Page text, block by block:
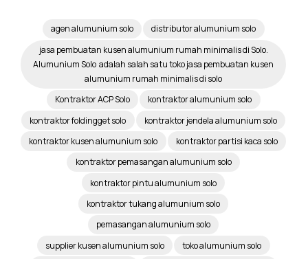
agen alumunium solo
distributor alumunium solo
jasa pembuatan kusen alumunium rumah minimalis di Solo.
Alumunium Solo adalah salah satu toko jasa pembuatan kusen
alumunium rumah minimalis di solo
Kontraktor ACP Solo
kontraktor alumunium solo
kontraktor foldingget solo
kontraktor jendela alumunium solo
kontraktor kusen alumunium solo
kontraktor partisi kaca solo
kontraktor pemasangan alumunium solo
kontraktor pintu alumunium solo
kontraktor tukang alumunium solo
pemasangan alumunium solo
supplier kusen alumunium solo
toko alumunium solo